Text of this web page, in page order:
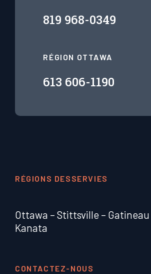
819 968-0349
RÉGION OTTAWA
613 606-1190
RÉGIONS DESSERVIES
Ottawa – Stittsville – Gatineau
Kanata
CONTACTEZ-NOUS